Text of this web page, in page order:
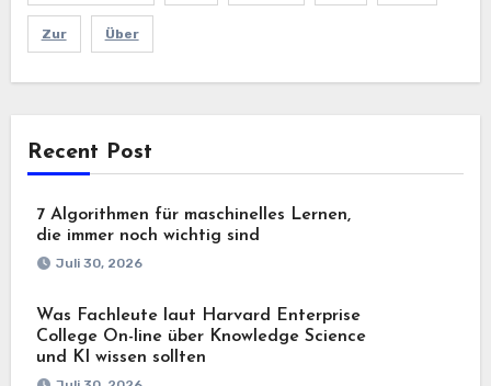
Zur Über
Recent Post
7 Algorithmen für maschinelles Lernen,
die immer noch wichtig sind
Juli 30, 2026
Was Fachleute laut Harvard Enterprise
College On-line über Knowledge Science
und KI wissen sollten